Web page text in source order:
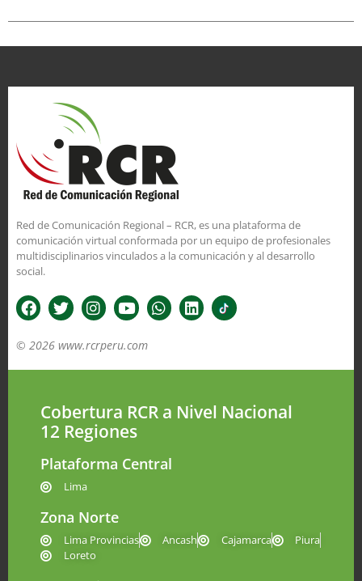
Red de Comunicación Regional – RCR, es una plataforma de
comunicación virtual conformada por un equipo de profesionales
multidisciplinarios vinculados a la comunicación y al desarrollo
social.
© 2026 www.rcrperu.com
Cobertura RCR a Nivel Nacional
12 Regiones
Plataforma Central
Lima
Zona Norte
Lima Provincias Ancash Cajamarca
Piura
Loreto